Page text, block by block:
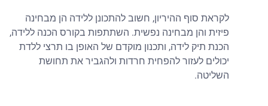
לקראת סוף ההיריון, חשוב להתכונן ללידה הן מבחינה
פיזית והן מבחינה נפשית. השתתפות בקורס הכנה ללידה,
הכנת תיק לידה, ותכנון מוקדם של האופן בו תרצי ללדת
יכולים לעזור להפחית חרדות ולהגביר את תחושת
השליטה.